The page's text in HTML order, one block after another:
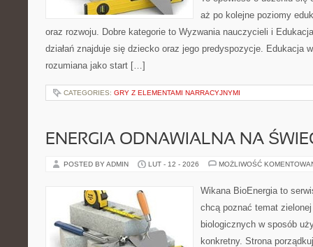
aż po kolejne poziomy
oraz rozwoju. Dobre kategorie to Wyzwania nauczycieli i
działań znajduje się dziecko oraz jego predyspozycje. Edukacja
rozumiana jako start […]
CATEGORIES: GRY Z ELEMENTAMI NARRACYJNYMI
ENERGIA ODNAWIALNA NA
POSTED BY ADMIN LUT - 12 - 2026 MOŻLIWOŚĆ
Wikana BioEnergia to
chcą poznać temat
biologicznych w sposób
konkretny. Strona